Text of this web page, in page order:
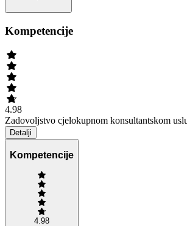
Kompetencije
4.98
Zadovoljstvo cjelokupnom konsultantskom
Detalji
Kompetencije
4.98